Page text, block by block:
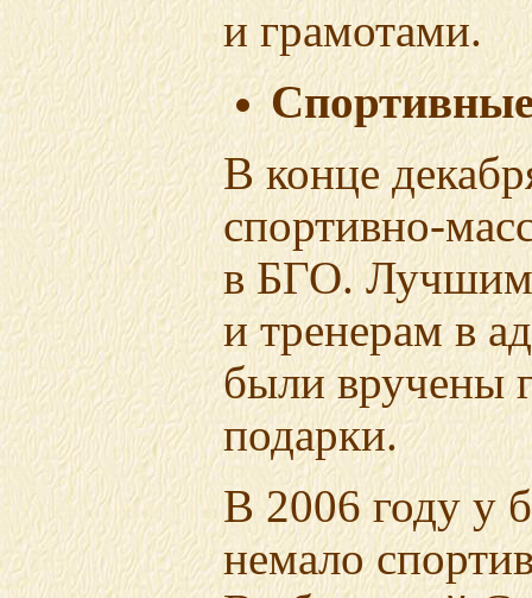
и грамотами.
В конце
спортивно-
в БГО. Лучшим
и тренерам в
были вручены
подарки.
В 2006 году у
немало